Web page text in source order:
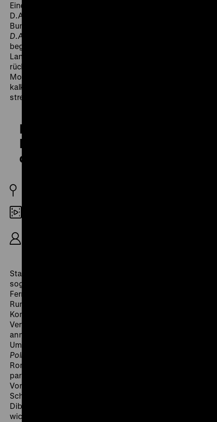
Einer der zentralen Protagonisten dieser Strömung,
D.A. Pennebaker, drehte auch einen Film in der
Bundesrepublik, das Politiker-Porträt
D.A. Pennebaker Meets F.J.S.
begleitete der Regisseur den damaligen Fraktions- und
Landeschef Franz Josef Strauß aus nächster Nähe,
rückte vermeintliche Nebensächlichkeiten und private
Momente in den Fokus und suchte so abseits
kalkulierter öffentlicher Auftritte einen Zugang zu dem
streitbaren CSU-Hardliner. (chl)
Der Polizeistaatsbesuch –
Beobachtungen unter
deutschen Gastgebern
Stark beeinflusst vom
sogenannte
Fernsehdokumentaristen des Süddeutschen
Rundfunks, die sich meist ohne deutende Off-
Kommentierungen den Widersprüchen und
Verwerfungen der Wirtschaftswunder-Jahre
annahmen. Die politisch brisanteste Arbeit, die im
Umkreis dieser Bewegung entstand, ist
Polizeistaatsbesuch
Roman Brodmann. Der mit drei mobilen 16mm-Crews
parallel aufgezeichnete Film registriert zunächst
Vorbereitungen auf den Empfang des iranischen
Schah-Ehepaars Mohammad Reza Pahlavi und Farah
Diba in der Bundesrepublik und verdichtet dann
wichtige Stationen der Staatsbesuch-Reise, bevor er